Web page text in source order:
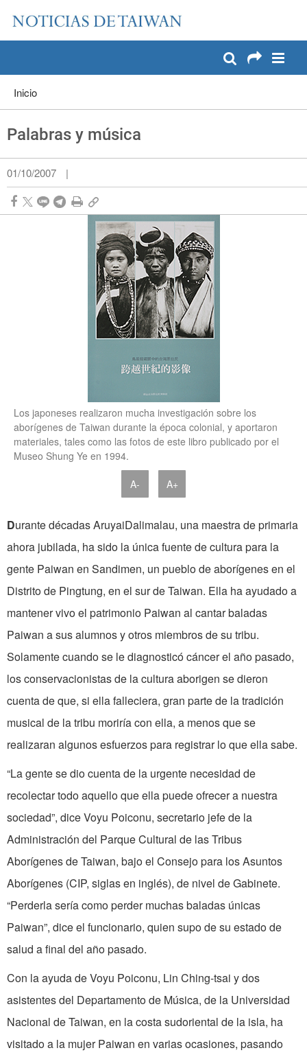
Pase a contenido principal
Inicio
Palabras y música
01/10/2007 |
Los japoneses realizaron mucha investigación sobre los
aborígenes de Taiwan durante la época colonial, y aportaron
materiales, tales como las fotos de este libro publicado por el
Museo Shung Ye en 1994.
A- A+
Durante décadas AruyaiDalimalau, una maestra de primaria
ahora jubilada, ha sido la única fuente de cultura para la
gente Paiwan en Sandimen, un pueblo de aborígenes en el
Distrito de Pingtung, en el sur de Taiwan. Ella ha ayudado a
mantener vivo el patrimonio Paiwan al cantar baladas
Paiwan a sus alumnos y otros miembros de su tribu.
Solamente cuando se le diagnosticó cáncer el año pasado,
los conservacionistas de la cultura aborigen se dieron
cuenta de que, si ella falleciera, gran parte de la tradición
musical de la tribu moriría con ella, a menos que se
realizaran algunos esfuerzos para registrar lo que ella sabe.
“La gente se dio cuenta de la urgente necesidad de
recolectar todo aquello que ella puede ofrecer a nuestra
sociedad”, dice Voyu Poiconu, secretario jefe de la
Administración del Parque Cultural de las Tribus
Aborígenes de Taiwan, bajo el Consejo para los Asuntos
Aborígenes (CIP, siglas en inglés), de nivel de Gabinete.
“Perderla sería como perder muchas baladas únicas
Paiwan”, dice el funcionario, quien supo de su estado de
salud a final del año pasado.
Con la ayuda de Voyu Poiconu, Lin Ching-tsai y dos
asistentes del Departamento de Música, de la Universidad
Nacional de Taiwan, en la costa sudoriental de la isla, ha
visitado a la mujer Paiwan en varias ocasiones, pasando